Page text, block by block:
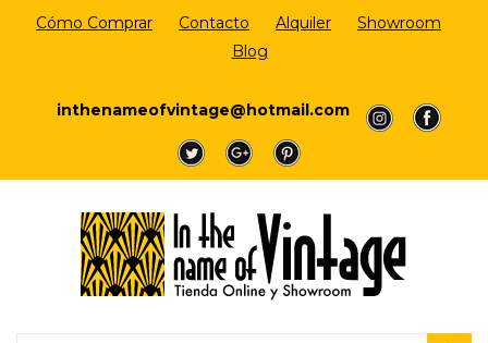
Cómo Comprar Contacto Alquiler
Showroom
Blog
inthenameofvintage@hotmail.com
a
a
a
a a